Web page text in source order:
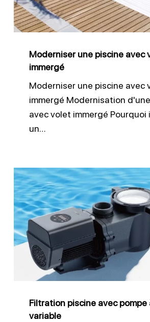
immergé
Moderniser une piscine avec
immergé
Moderniser une piscine avec
immergé Modernisation
avec volet immergé Pourquoi
un…
Filtration
piscine
avec
pompe
à
vitesse
variable
Filtration piscine avec pompe
variable